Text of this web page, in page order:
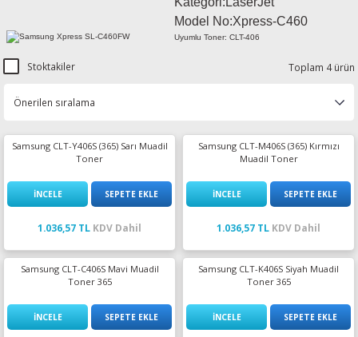
Pro
Model No:Xpress-C460
Uyumlu Toner: CLT-406
Stoktakiler Toplam 4 ürün
Samsung CLT-Y406S (365) Sarı Muadil
Toner
İNCELE SEPETE EKLE
1.036,57 TL KDV Dahil
Samsung CLT-M406S (365) Kırmızı
Muadil Toner
İNCELE SEPETE EKLE
1.036,57 TL KDV Dahil
Samsung CLT-C406S Mavi Muadil
Toner 365
İNCELE SEPETE EKLE
Samsung CLT-K406S Siyah Muadil
Toner 365
İNCELE SEPETE EKLE